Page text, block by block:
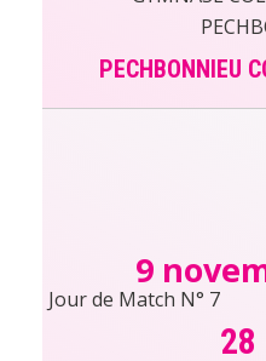
PECHBONNIEU
9
Jour de Match N° 7
28